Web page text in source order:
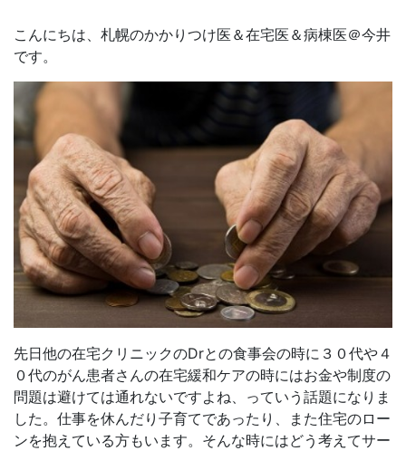
こんにちは、札幌のかかりつけ医＆在宅医＆病棟医＠今井
です。
先日他の在宅クリニックのDrとの食事会の時に３０代や４
０代のがん患者さんの在宅緩和ケアの時にはお金や制度の
問題は避けては通れないですよね、っていう話題になりま
した。仕事を休んだり子育てであったり、また住宅のロー
ンを抱えている方もいます。そんな時にはどう考えてサー